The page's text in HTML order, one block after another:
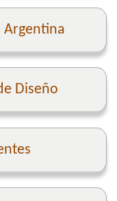
Argentina
Diseño